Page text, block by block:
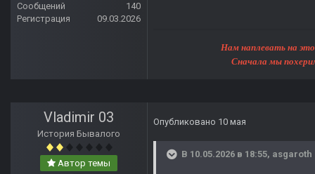
Сообщений
140
Регистрация
09.03.2026
Нам наплевать на этот
Сначала мы похерим
Vladimir 03
История Бывалого
Автор темы
Опубликовано 10 мая
В 10.05.2026 в 18:55, asgaroth